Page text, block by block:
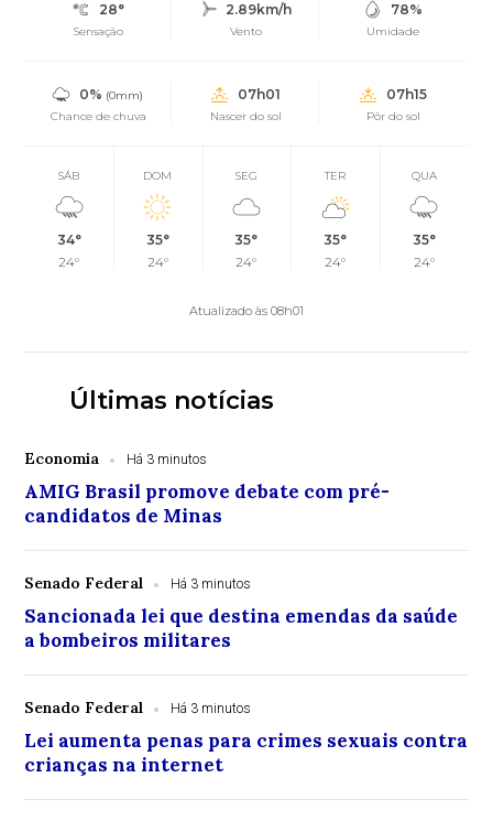
28°
Sensação
2.89km/h
Vento
78%
Umidade
0% (0mm)
Chance de chuva
07h01
Nascer do sol
07h15
Pôr do sol
SÁB
34°
24°
DOM
35°
24°
SEG
35°
24°
TER
35°
24°
QUA
35°
24°
Atualizado às 08h01
Últimas notícias
Economia Há 3 minutos
AMIG Brasil promove debate com pré-
candidatos de Minas
Senado Federal Há 3 minutos
Sancionada lei que destina emendas da saúde
a bombeiros militares
Senado Federal Há 3 minutos
Lei aumenta penas para crimes sexuais contra
crianças na internet